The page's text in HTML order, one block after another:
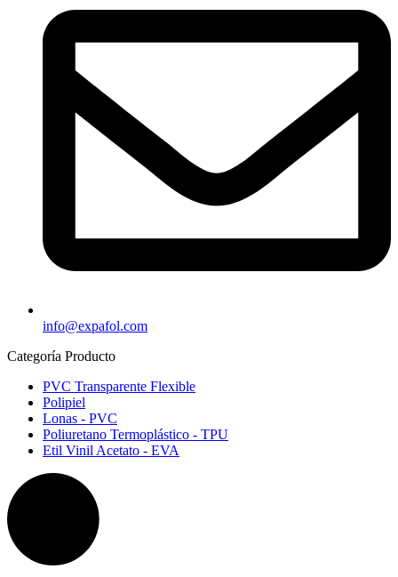
info@expafol.com
Categoría Producto
PVC Transparente Flexible​
Polipiel​
Lonas - PVC​
Poliuretano Termoplástico - TPU​
Etil Vinil Acetato - EVA​